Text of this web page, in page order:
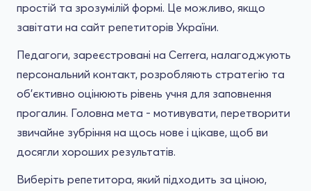
простій та зрозумілій формі. Це можливо, якщо
завітати на сайт репетиторів України.
Педагоги, зареєстровані на Cerrera, налагоджують
персональний контакт, розробляють стратегію та
об'єктивно оцінюють рівень учня для заповнення
прогалин. Головна мета - мотивувати, перетворити
звичайне зубріння на щось нове і цікаве, щоб ви
досягли хороших результатів.
Виберіть репетитора, який підходить за ціною,